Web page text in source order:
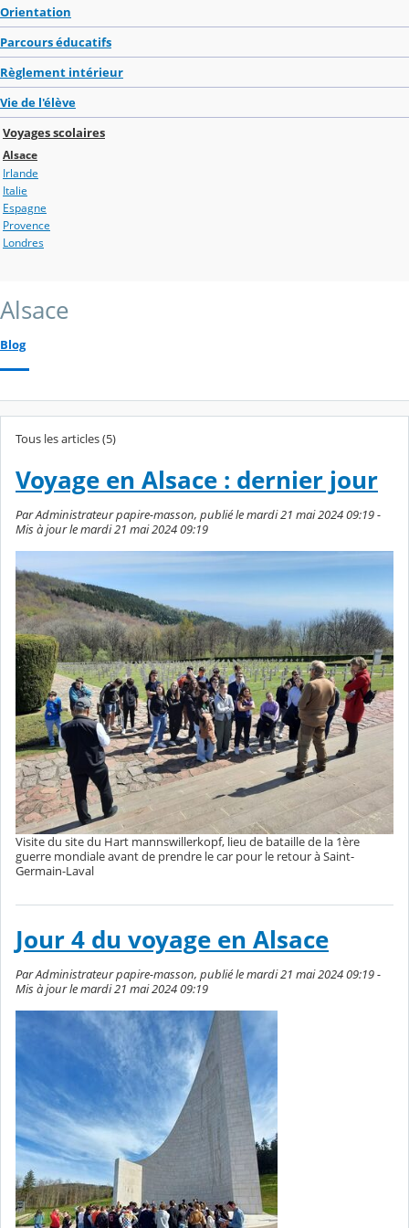
Orientation
Parcours éducatifs
Règlement intérieur
Vie de l'élève
Voyages scolaires
Alsace
Irlande
Italie
Espagne
Provence
Londres
Alsace
Blog
Tous les articles (5)
Voyage en Alsace : dernier jour
Par Administrateur papire-masson, publié le mardi 21 mai 2024 09:19 -
Mis à jour le mardi 21 mai 2024 09:19
Visite du site du Hart mannswillerkopf, lieu de bataille de la 1ère
guerre mondiale avant de prendre le car pour le retour à Saint-
Germain-Laval
Jour 4 du voyage en Alsace
Par Administrateur papire-masson, publié le mardi 21 mai 2024 09:19 -
Mis à jour le mardi 21 mai 2024 09:19